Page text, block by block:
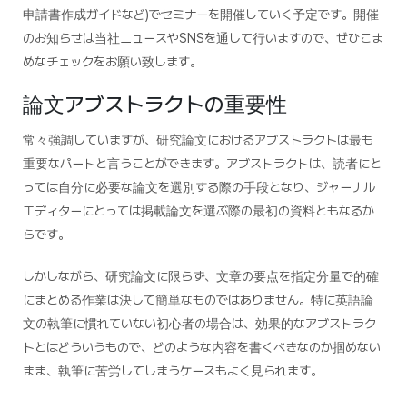
申請書作成ガイドなど)でセミナーを開催していく予定です。開催
のお知らせは当社ニュースやSNSを通して行いますので、ぜひこま
めなチェックをお願い致します。
論文アブストラクトの重要性
常々強調していますが、研究論文におけるアブストラクトは最も
重要なパートと言うことができます。アブストラクトは、読者にと
っては自分に必要な論文を選別する際の手段となり、ジャーナル
エディターにとっては掲載論文を選ぶ際の最初の資料ともなるか
らです。
しかしながら、研究論文に限らず、文章の要点を指定分量で的確
にまとめる作業は決して簡単なものではありません。特に英語論
文の執筆に慣れていない初心者の場合は、効果的なアブストラク
トとはどういうもので、どのような内容を書くべきなのか掴めない
まま、執筆に苦労してしまうケースもよく見られます。